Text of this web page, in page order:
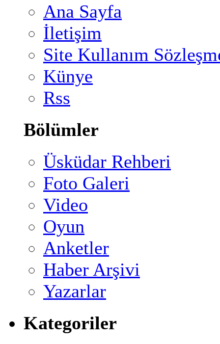
Ana Sayfa
İletişim
Site Kullanım
Künye
Rss
Bölümler
Üsküdar Rehberi
Foto Galeri
Video
Oyun
Anketler
Haber Arşivi
Yazarlar
Kategoriler